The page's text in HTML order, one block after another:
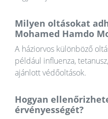
Milyen oltásokat
Mohamed Hamdo
A háziorvos különböző
például influenza,
ajánlott védőoltások.
Hogyan
érvényességét?